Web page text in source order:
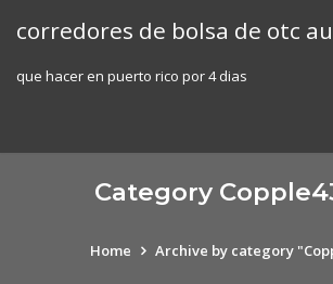
corredores de bolsa de otc
que hacer en puerto rico por 4 dias
Category
Home Archive by category